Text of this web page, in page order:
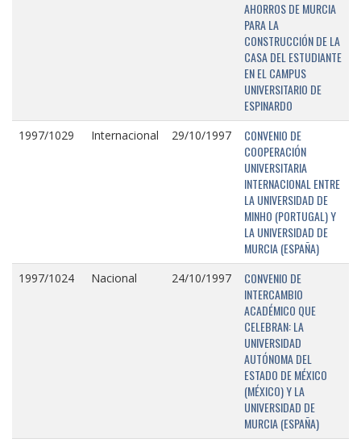
AHORROS DE MURCIA
PARA LA
CONSTRUCCIÓN DE LA
CASA DEL ESTUDIANTE
EN EL CAMPUS
UNIVERSITARIO DE
ESPINARDO
1997/1029 Internacional 29/10/1997
CONVENIO DE
COOPERACIÓN
UNIVERSITARIA
INTERNACIONAL ENTRE
LA UNIVERSIDAD DE
MINHO (PORTUGAL) Y
LA UNIVERSIDAD DE
MURCIA (ESPAÑA)
1997/1024 Nacional 24/10/1997
CONVENIO DE
INTERCAMBIO
ACADÉMICO QUE
CELEBRAN: LA
UNIVERSIDAD
AUTÓNOMA DEL
ESTADO DE MÉXICO
(MÉXICO) Y LA
UNIVERSIDAD DE
MURCIA (ESPAÑA)